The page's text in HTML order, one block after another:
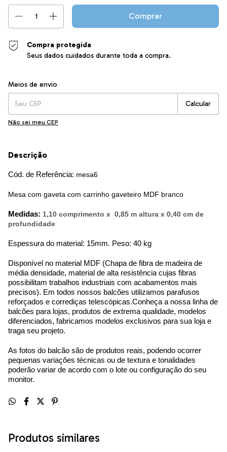
Compra protegida
Seus dados cuidados durante toda a compra.
Entregas para o CEP:
Meios de envio
Calcular
Não sei meu CEP
Descrição
Cód. de Referência: mesa6
Mesa com gaveta com carrinho gaveteiro MDF branco
Medidas: 1,10 comprimento x 0,85 m altura x 0,40 cm de
profundidade
Espessura do material: 15mm. Peso: 40 kg
Disponível no material MDF (Chapa de fibra de madeira de
média densidade, material de alta resistência cujas fibras
possibilitam trabalhos industriais com acabamentos mais
precisos). Em todos nossos balcões utilizamos parafusos
reforçados e corrediças telescópicas.Conheça a nossa linha de
balcões para lojas, produtos de extrema qualidade, modelos
diferenciados, fabricamos modelos exclusivos para sua loja e
traga seu projeto.
As fotos do balcão são de produtos reais, podendo ocorrer
pequenas variações técnicas ou de textura e tonalidades
poderão variar de acordo com o lote ou configuração do seu
monitor.
Produtos similares